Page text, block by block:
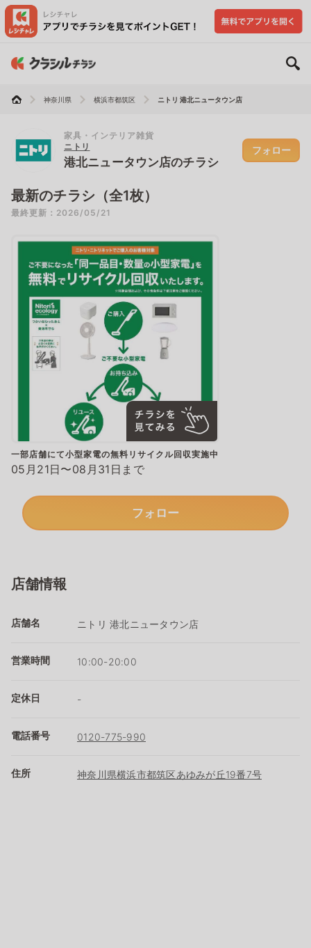
神奈川県 横浜市都筑区 ニトリ 港北ニュータウン店
家具・インテリア雑貨
ニトリ
港北ニュータウン店のチラシ
フォロー
最新のチラシ（全1枚）
最終更新：2026/05/21
一部店舗にて小型家電の無料リサイクル回収実施中
05月21日〜08月31日まで
フォロー
店舗情報
店舗名 ニトリ 港北ニュータウン店
営業時間 10:00-20:00
定休日 -
電話番号 0120-775-990
住所 神奈川県横浜市都筑区あゆみが丘19番7号